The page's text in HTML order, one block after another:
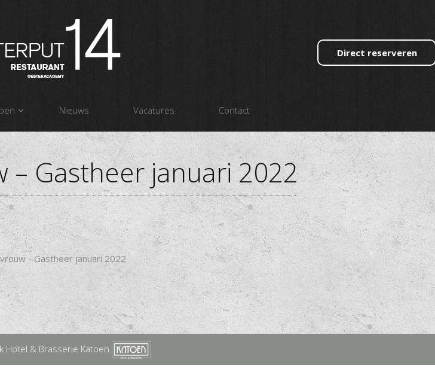
Nieuws Vacatures Contact
Direct reserveren
– Gastheer januari 2022
- Gastheer januari 2022
Hotel & Brasserie Katoen